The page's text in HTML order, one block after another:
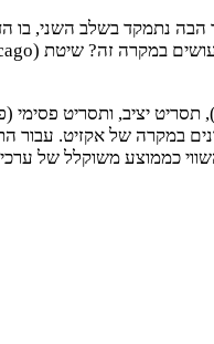
נתמקד בשלב השני, בו
יציב, ותסריט
כממוצע משוקלל של